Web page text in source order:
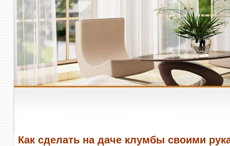
Как сделать на даче клумбы своими